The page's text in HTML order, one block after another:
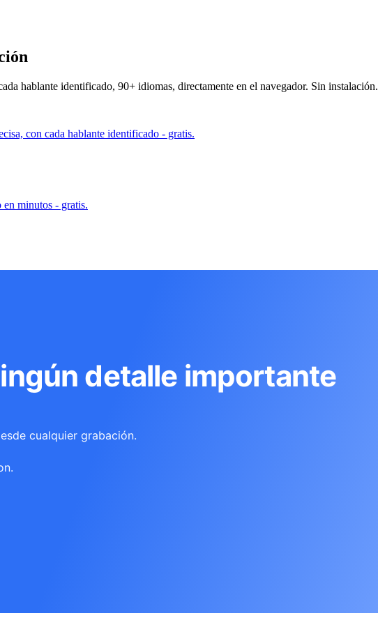
hablante identificado, 90+ idiomas, directamente en el navegador. Sin instalación.
con cada hablante identificado - gratis.
minutos - gratis.
detalle importante
cualquier grabación.